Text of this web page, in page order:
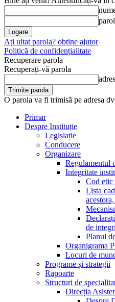
Ați uitat parola? obține ajutor
Politică de confidențialitate
Recuperare parola
Recuperați-vă parola
O parola va fi trimisă pe adresa
Primar
Despre Instituție
Legislație
Conducere
Organizare
Regulamentul
Integritate
Cod etic
Lista
de
Planul
Organigrama
Locuri de
Programe și strategii
Rapoarte
Structuri de
Direcția